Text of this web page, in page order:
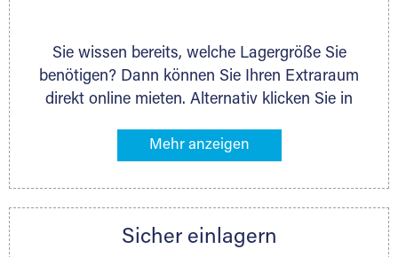
Sie wissen bereits, welche Lagergröße Sie
benötigen? Dann können Sie Ihren Extraraum
direkt online mieten. Alternativ klicken Sie in
Gegenstände an, die Sie einlagern möchten –
ermittelt. Natürlich steht Ihnen Ihr Extraraum
persönlich hinsichtlich Lagervolumen und zu
Sicher einlagern